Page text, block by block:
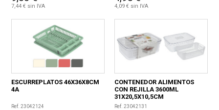
7,44 € sin IVA 4,09 € sin IVA
ESCURREPLATOS 46X36X8CM
4A
Ref. 23042124
CONTENEDOR ALIMENTOS
CON REJILLA 3600ML
31X20,5X10,5CM
Ref. 23042131